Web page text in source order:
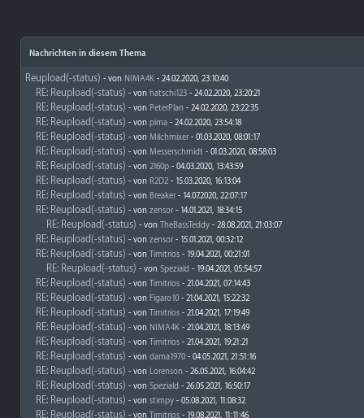
Nachrichten in diesem Thema
Reupload(-status) - von NIMA4K - 24.02.2020, 23:10:40
RE: Reupload(-status) - von hatschi123 - 24.02.2020, 23:20:21
RE: Reupload(-status) - von PeterPlan - 24.02.2020, 23:22:35
RE: Reupload(-status) - von pima - 24.02.2020, 23:54:18
RE: Reupload(-status) - von Milchmixer- 01.03.2020, 08:01:17
RE: Reupload(-status) - von Messerschmidt - 01.03.2020, 08:58:03
RE: Reupload(-status) - von 2160p - 04.03.2020, 13:43:59
RE: Reupload(-status) - von R2D2 - 15.03.2020, 16:13:04
RE: Reupload(-status) - von Breaker- 14.07.2020, 22:07:17
RE: Reupload(-status) - von zensor- 14.01.2021, 18:34:15
RE: Reupload(-status) - von TheBassTeddy - 28.08.2021, 21:03:07
RE: Reupload(-status) - von zensor- 15.01.2021, 00:32:12
RE: Reupload(-status) - von Timitrios - 19.04.2021, 00:21:01
RE: Reupload(-status) - von Speziald - 19.04.2021, 05:54:57
RE: Reupload(-status) - von Timitrios - 21.04.2021, 07:14:43
RE: Reupload(-status) - von Figaro10 - 21.04.2021, 15:22:32
RE: Reupload(-status) - von Timitrios - 21.04.2021, 17:19:49
RE: Reupload(-status) - von NIMA4K - 21.04.2021, 18:13:49
RE: Reupload(-status) - von Timitrios - 21.04.2021, 19:21:21
RE: Reupload(-status) - von dama1970 - 04.05.2021, 21:51:16
RE: Reupload(-status) - von Lorenson - 26.05.2021, 16:04:42
RE: Reupload(-status) - von Speziald - 26.05.2021, 16:50:17
RE: Reupload(-status) - von stimpy - 05.08.2021, 11:08:32
RE: Reupload(-status) - von Timitrios - 19.08.2021, 11:11:46